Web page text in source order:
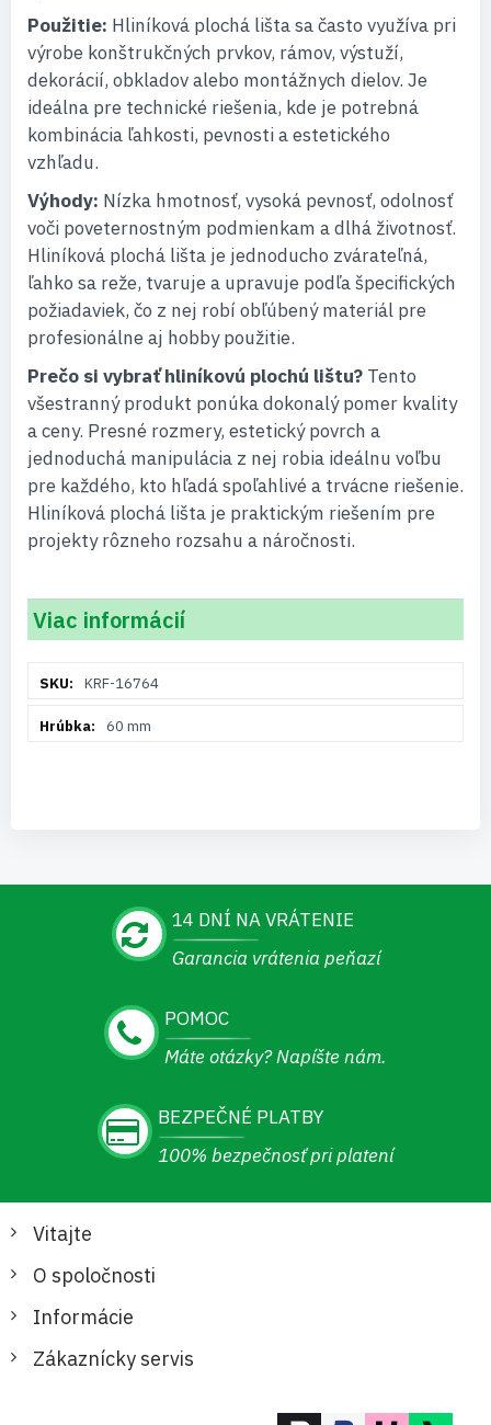
Použitie: Hliníková plochá lišta sa často využíva pri
výrobe konštrukčných prvkov, rámov, výstuží,
dekorácií, obkladov alebo montážnych dielov. Je
ideálna pre technické riešenia, kde je potrebná
kombinácia ľahkosti, pevnosti a estetického
vzhľadu.
Výhody: Nízka hmotnosť, vysoká pevnosť, odolnosť
voči poveternostným podmienkam a dlhá životnosť.
Hliníková plochá lišta je jednoducho zvárateľná,
ľahko sa reže, tvaruje a upravuje podľa špecifických
požiadaviek, čo z nej robí obľúbený materiál pre
profesionálne aj hobby použitie.
Prečo si vybrať hliníkovú plochú lištu? Tento
všestranný produkt ponúka dokonalý pomer kvality
a ceny. Presné rozmery, estetický povrch a
jednoduchá manipulácia z nej robia ideálnu voľbu
pre každého, kto hľadá spoľahlivé a trvácne riešenie.
Hliníková plochá lišta je praktickým riešením pre
projekty rôzneho rozsahu a náročnosti.
Viac informácií
informáciíKRF-16764
60 mm
14 DNÍ NA VRÁTENIE
Garancia vrátenia peňazí
POMOC
Máte otázky? Napíšte nám.
BEZPEČNÉ PLATBY
100% bezpečnosť pri platení
Vitajte
O spoločnosti
Informácie
Zákaznícky servis